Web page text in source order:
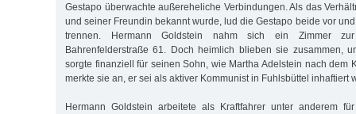
Gestapo überwachte außereheliche Verbindungen. Als das
und seiner Freundin bekannt wurde, lud die Gestapo beide vor
trennen. Hermann Goldstein nahm sich ein Zimmer
Bahrenfelderstraße 61. Doch heimlich blieben sie zusammen,
sorgte finanziell für seinen Sohn, wie Martha Adelstein nach dem
merkte sie an, er sei als aktiver Kommunist in Fuhlsbüttel inhaftiert
Hermann Goldstein arbeitete als Kraftfahrer unter anderem